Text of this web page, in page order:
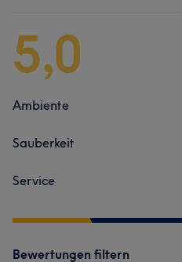
5,0
Ambiente
Sauberkeit
Service
Bewertungen filtern